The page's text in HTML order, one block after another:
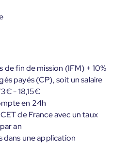
de fin de mission (IFM) + 10%
payés (CP), soit un salaire
- 18,15€
en 24h
de France avec un taux
an
dans une application